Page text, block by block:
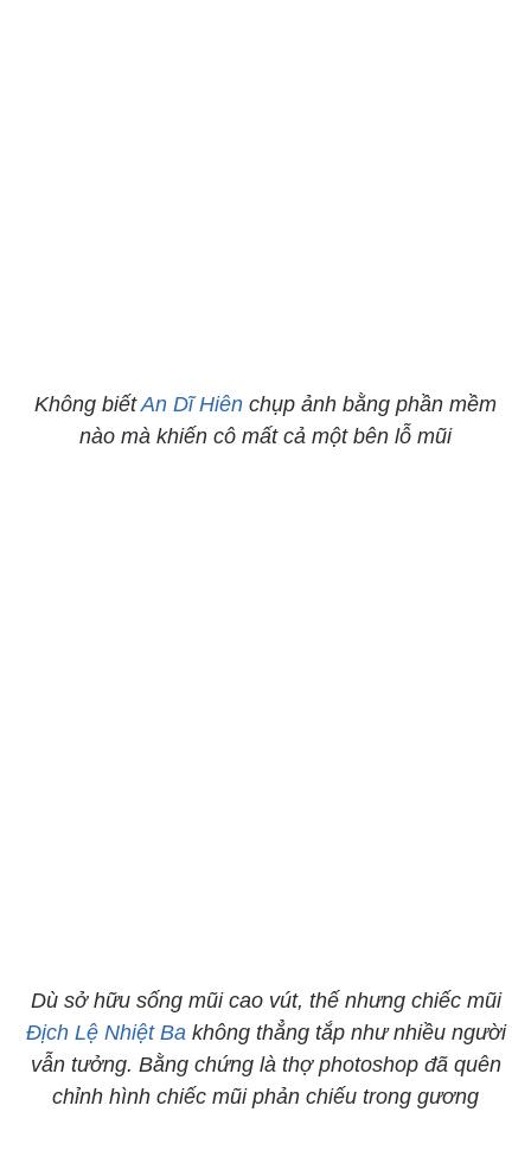
Không biếtAn Dĩ Hiên chụp ảnh bằng phần mềm
nào mà khiến cô mất cả một bên lỗ mũi
Dù sở hữu sống mũi cao vút, thế nhưng chiếc mũi
Địch Lệ Nhiệt Bakhông thẳng tắp như nhiều người
vẫn tưởng. Bằng chứng là thợ photoshop đã quên
chỉnh hình chiếc mũi phản chiếu trong gương